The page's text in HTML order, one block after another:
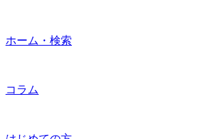
ホーム・検索
コラム